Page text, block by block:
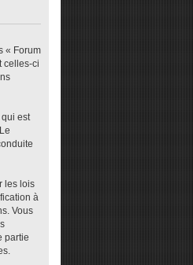
« Forum
celles-ci
est
les lois
à
Vous
partie